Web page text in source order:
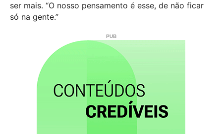
ser mais. “O nosso pensamento é esse, de não ficar
só na gente.”